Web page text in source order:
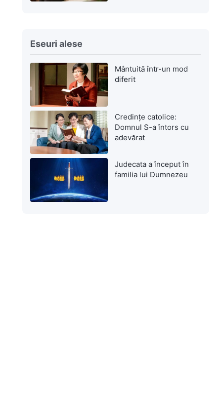
Eseuri alese
Mântuită într-un mod
diferit
Credințe catolice:
Domnul S-a întors cu
adevărat
Judecata a început în
familia lui Dumnezeu